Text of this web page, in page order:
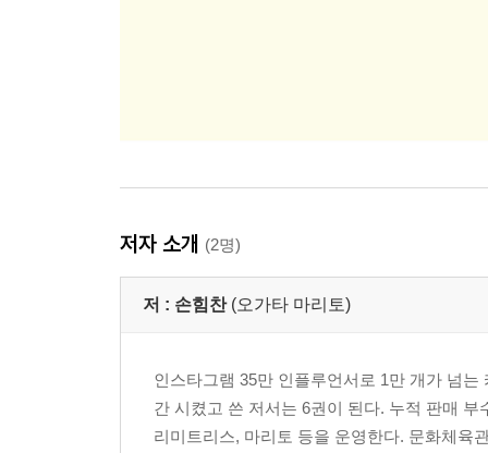
저자 소개 (2명)
저 : 손힘찬 (오가타 마리토)
인스타그램 35만 인플루언서로 1만 개가 넘
간 시켰고 쓴 저서는 6권이 된다. 누적 판매
리미트리스, 마리토 등을 운영한다. 문화체육